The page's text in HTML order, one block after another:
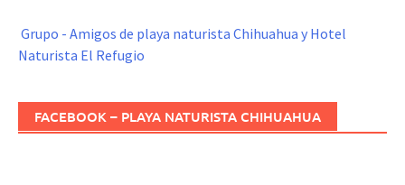
Grupo - Amigos de playa naturista Chihuahua y Hotel
Naturista El Refugio
FACEBOOK – PLAYA NATURISTA CHIHUAHUA